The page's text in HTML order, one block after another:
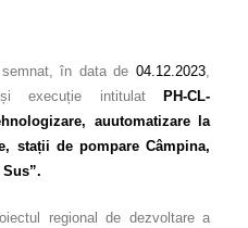
în data de 04.12.2023,
execuție intitulat
PH-CL-
auutomatizare la
stații de pompare Câmpina,
regional de dezvoltare a